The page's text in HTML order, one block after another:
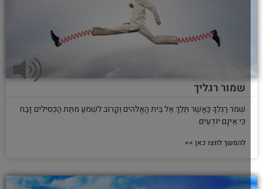
שמור רגליך
שְׁמֹר רַגְלְךָ כַּאֲשֶׁר תֵּלֵךְ אֶל בֵּית הָאֱלֹהִים וְקָרוֹב לִשְׁמֹעַ מִתֵּת הַכְּסִילִים זָבַח
כִּי אֵינָם יוֹדְעִים
להמשך לחצו כאן >>